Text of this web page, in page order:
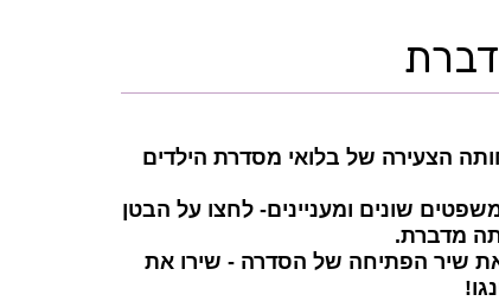
הצעירה של בלואי מסדרת הילדים
לחצו על הבטן
מדברת.
שיר הפתיחה של הסדרה - שירו את